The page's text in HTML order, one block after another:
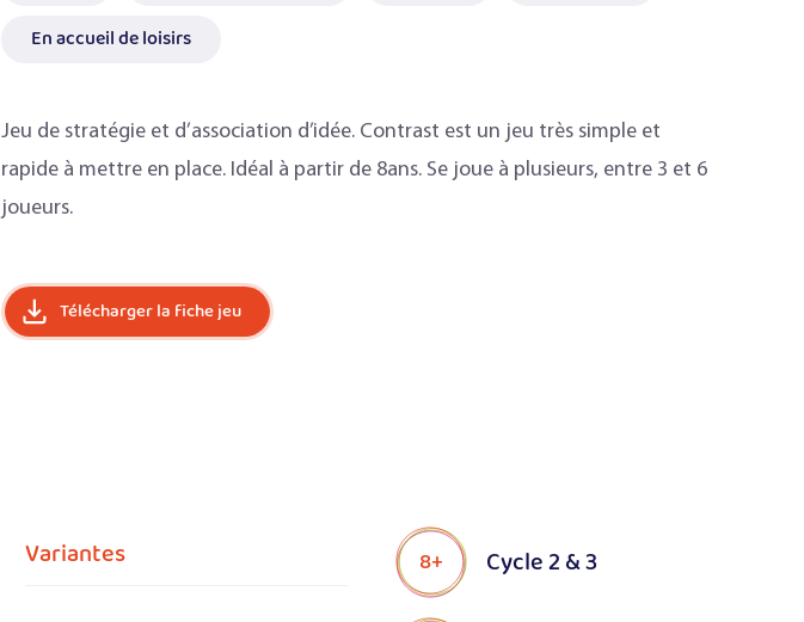
En accueil de loisirs
Jeu de stratégie et d’association d’idée. Contrast est un jeu très simple et
rapide à mettre en place. Idéal à partir de 8ans. Se joue à plusieurs, entre 3 et 6
joueurs.
Télécharger la fiche jeu
Variantes 8+ Cycle 2 & 3